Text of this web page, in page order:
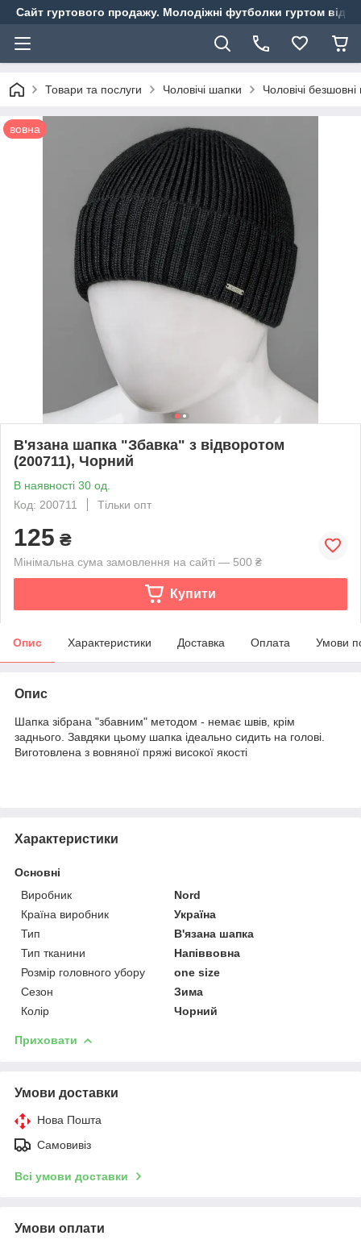
Сайт гуртового продажу. Молодіжні футболки гуртом від
Товари та послуги Чоловічі шапки Чоловічі
вовна
В'язана шапка "Збавка" з відворотом
(200711), Чорний
В наявності 30 од.
Код: 200711
Тільки опт
125 ₴
Мінімальна сума замовлення на сайті — 500 ₴
Купити
Опис Характеристики Доставка Оплата Умови
Опис
Шапка зібрана "збавним" методом - немає швів, крім
заднього. Завдяки цьому шапка ідеально сидить на голові.
Виготовлена з вовняної пряжі високої якості
Характеристики
Основні
Виробник
Nord
Країна виробник
Україна
Тип
В'язана шапка
Тип тканини
Напіввовна
Розмір головного убору
one size
Сезон
Зима
Колір
Чорний
Приховати
Умови доставки
Нова Пошта
Самовивіз
Всі умови доставки
Умови оплати